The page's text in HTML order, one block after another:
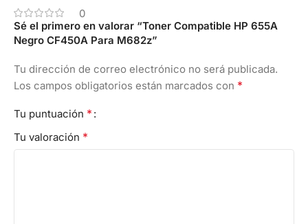
0
Sé el primero en valorar “Toner Compatible HP 655A
Negro CF450A Para M682z”
Tu dirección de correo electrónico no será publicada.
Los campos obligatorios están marcados con *
Tu puntuación *
Tu valoración *